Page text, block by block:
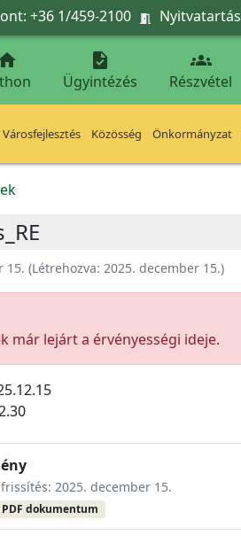
+36 1/459-2100  Nyitvatartás

Ügyintézés

Részvétel
Városfejlesztés Közösség Önkormányzat
15. (Létrehozva: 2025. december 15.)
már lejárt a érvényességi ideje.
2025. december 15.
PDF dokumentum